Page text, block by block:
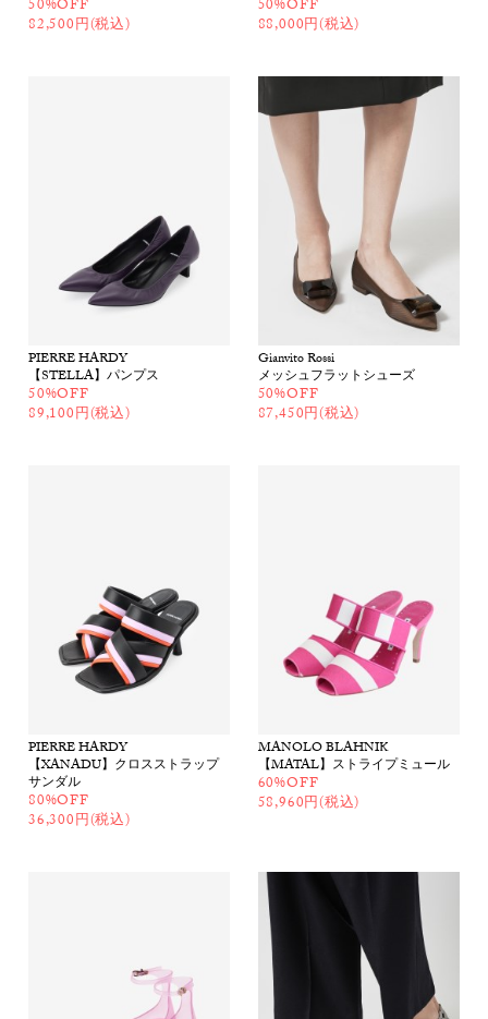
50%OFF
82,500円(税込)
50%OFF
88,000円(税込)
PIERRE HARDY
【STELLA】パンプス
50%OFF
89,100円(税込)
Gianvito Rossi
メッシュフラットシューズ
50%OFF
87,450円(税込)
PIERRE HARDY
【XANADU】クロスストラップ
サンダル
80%OFF
36,300円(税込)
MANOLO BLAHNIK
【MATAL】ストライプミュール
60%OFF
58,960円(税込)